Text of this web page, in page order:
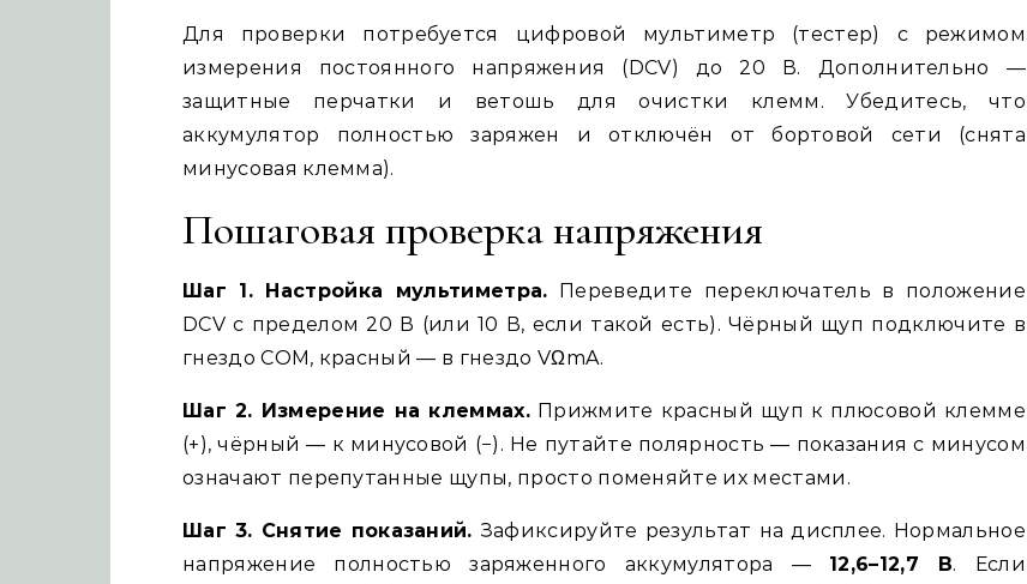
Для проверки потребуется цифровой мультиметр (тестер) с режимом
измерения постоянного напряжения (DCV) до 20 В. Дополнительно —
защитные перчатки и ветошь для очистки клемм. Убедитесь, что
аккумулятор полностью заряжен и отключён от бортовой сети (снята
минусовая клемма).
Пошаговая проверка напряжения
Шаг 1. Настройка мультиметра. Переведите переключатель в положение
DCV с пределом 20 В (или 10 В, если такой есть). Чёрный щуп подключите в
гнездо COM, красный — в гнездо VΩmA.
Шаг 2. Измерение на клеммах.Прижмите красный щуп к плюсовой клемме
(+), чёрный — к минусовой (−). Не путайте полярность — показания с минусом
означают перепутанные щупы, просто поменяйте их местами.
Шаг 3. Снятие показаний. Зафиксируйте результат на дисплее. Нормальное
напряжение полностью заряженного аккумулятора — 12,6–12,7 В. Если